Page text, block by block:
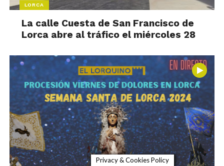
LORCA
La calle Cuesta de San Francisco de
Lorca abre al tráfico el miércoles 28
Privacy & Cookies Policy